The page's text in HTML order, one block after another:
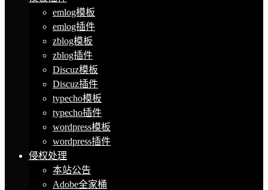
emlog模板
emlog插件
zblog模板
zblog插件
Discuz模板
Discuz插件
typecho模板
typecho插件
wordpress模板
wordpress插件
侵权处理
本站公告
Adobe全家桶